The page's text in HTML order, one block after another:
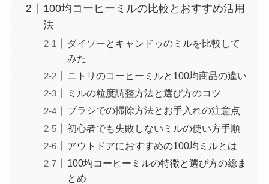
100均コーヒーミルの比較とおすすめ活用
法
ダイソーとキャンドゥのミルを比較して
みた
ニトリのコーヒーミルと100均商品の違い
ミルの粒度調整方法と選び方のコツ
ブラシでの掃除方法とお手入れの注意点
初心者でも失敗しないミルの使い方手順
アウトドアにおすすめの100均ミルとは
100均コーヒーミルの特徴と選び方の総ま
とめ